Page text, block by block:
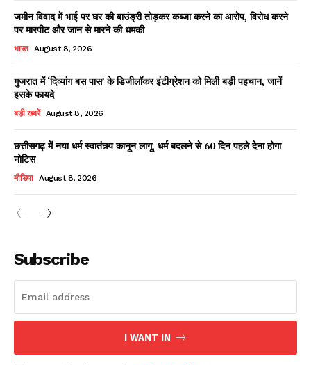
जमीन विवाद में भाई पर घर की बाउंड्री तोड़कर कब्जा करने का आरोप, विरोध करने
पर मारपीट और जान से मारने की धमकी
भारत August 8, 2026
गुजरात में ‘दिव्यांग बस पास’ के डिजीलॉकर इंटीग्रेशन को मिली बड़ी पहचान, जानें
इसके फायदे
बड़ी खबरें August 8, 2026
छत्तीसगढ़ में नया धर्म स्वातंत्र्य कानून लागू, धर्म बदलने से 60 दिन पहले देना होगा
नोटिस
मीडिया August 8, 2026
Subscribe
I WANT IN